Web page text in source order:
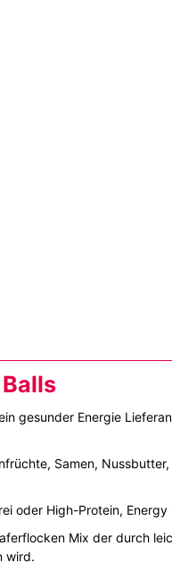
gesunder Energie
Samen,
oder High-Protein,
Mix der durch
wird.